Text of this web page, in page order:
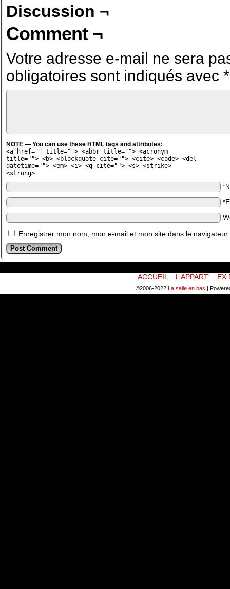
Discussion ¬
Comment ¬
Votre adresse e-mail ne sera
obligatoires sont indiqués avec *
NOTE — You can use these HTML tags and attributes:
<a href="" title=""> <abbr title=""> <acronym
title=""> <b> <blockquote cite=""> <cite> <code> <del
datetime=""> <em> <i> <q cite=""> <s> <strike>
<strong>
Enregistrer mon nom, mon e-mail et mon site dans le
ACCUEIL L’APPART’ EX
©2006-2022 La salle en bas |